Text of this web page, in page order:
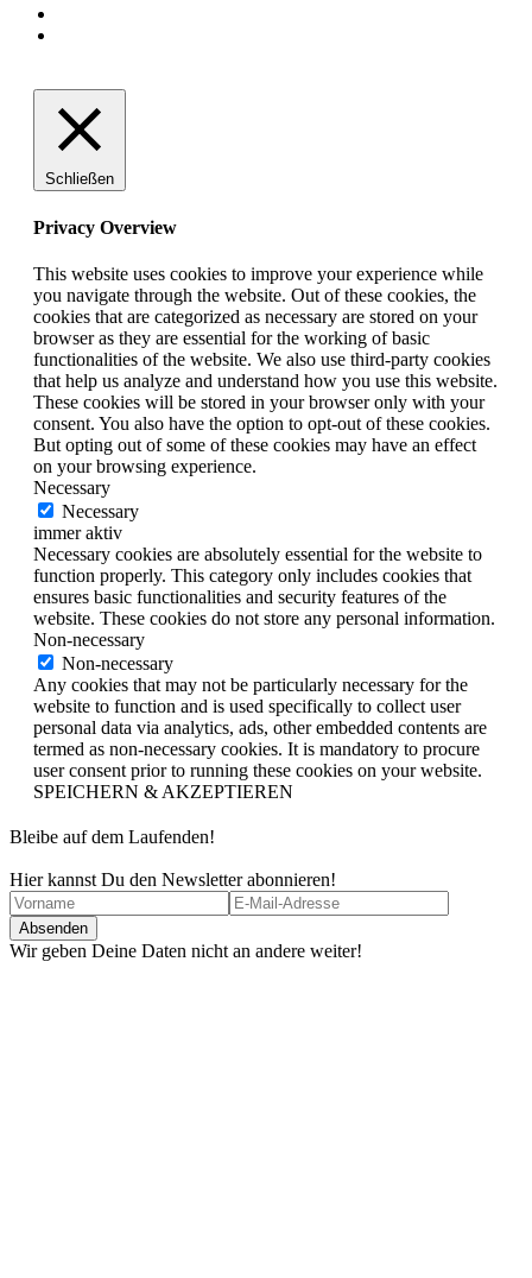
Schließen
Privacy Overview
This website uses cookies to improve your experience while
you navigate through the website. Out of these cookies, the
cookies that are categorized as necessary are stored on your
browser as they are essential for the working of basic
functionalities of the website. We also use third-party cookies
that help us analyze and understand how you use this website.
These cookies will be stored in your browser only with your
consent. You also have the option to opt-out of these cookies.
But opting out of some of these cookies may have an effect
on your browsing experience.
Necessary
Necessary
immer aktiv
Necessary cookies are absolutely essential for the website to
function properly. This category only includes cookies that
ensures basic functionalities and security features of the
website. These cookies do not store any personal information.
Non-necessary
Non-necessary
Any cookies that may not be particularly necessary for the
website to function and is used specifically to collect user
personal data via analytics, ads, other embedded contents are
termed as non-necessary cookies. It is mandatory to procure
user consent prior to running these cookies on your website.
SPEICHERN & AKZEPTIEREN
Bleibe auf dem Laufenden!
Hier kannst Du den Newsletter abonnieren!
Wir geben Deine Daten nicht an andere weiter!